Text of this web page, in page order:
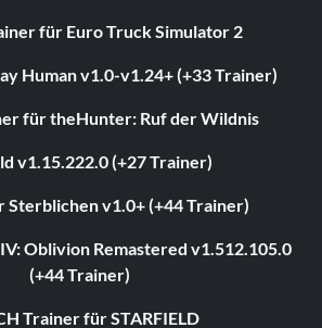
für Euro Truck Simulator 2
Human v1.0-v1.24+ (+33 Trainer)
für theHunter: Ruf der Wildnis
v1.15.222.0 (+27 Trainer)
Sterblichen v1.0+ (+44 Trainer)
Oblivion Remastered v1.512.105.0
(+44 Trainer)
Trainer für STARFIELD